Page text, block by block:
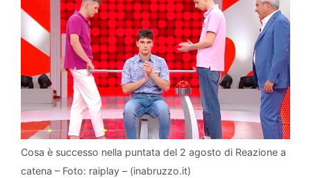
Cosa è successo nella puntata del 2 agosto di Reazione a
catena – Foto: raiplay – (inabruzzo.it)